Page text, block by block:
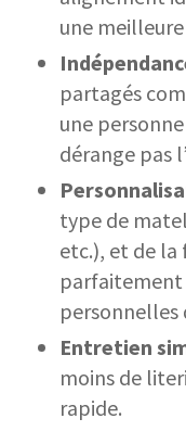
une
partagés
une
dérange pas
type de
etc.), et de
parfaitement
personnelles
Entretien
moins de
rapide.